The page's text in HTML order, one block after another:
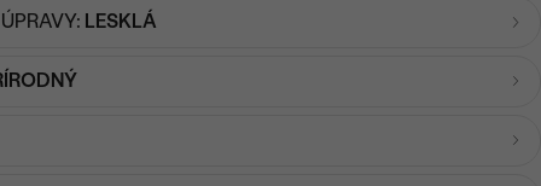
LESKLÁ